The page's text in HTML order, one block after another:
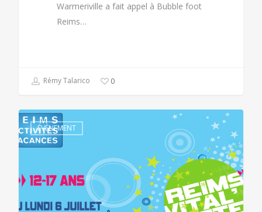
Warmeriville a fait appel à Bubble foot
Reims…
Rémy Talarico 0
ÉVÈNEMENT